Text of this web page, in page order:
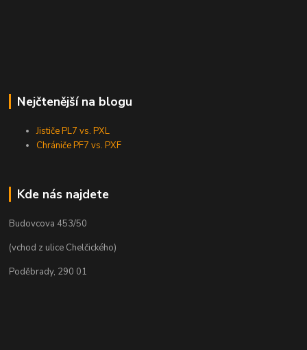
Nejčtenější na blogu
Jističe PL7 vs. PXL
Chrániče PF7 vs. PXF
Kde nás najdete
Budovcova 453/50
(vchod z ulice Chelčického)
Poděbrady, 290 01